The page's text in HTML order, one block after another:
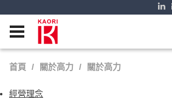
首頁 關於高力 關於高力
經營理念